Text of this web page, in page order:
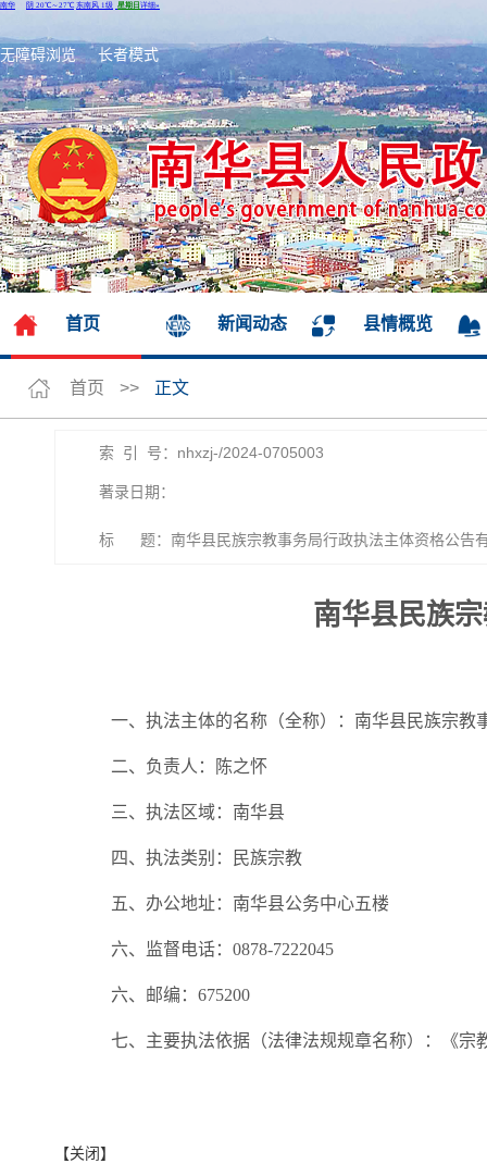
无障碍浏览 长者模式
首页 新闻动态 县情概览
首页 >> 正文
索 引 号：nhxzj-/2024-0705003
著录日期：
标 题：南华县民族宗教事务局行政执法主体资格公告
南华县民族
一、执法主体的名称（全称）：南华县民族宗教
二、负责人：陈之怀
三、执法区域：南华县
四、执法类别：民族宗教
五、办公地址：南华县公务中心五楼
六、监督电话：0878-7222045
六、邮编：675200
七、主要执法依据（法律法规规章名称）：《宗
【关闭】